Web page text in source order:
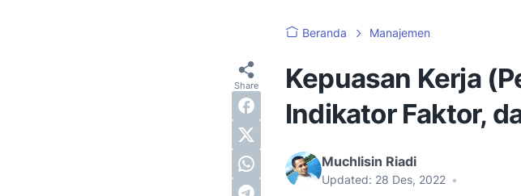
Beranda Manajemen
Kepuasan Kerja
Indikator Faktor,
Muchlisin Riadi
Updated: 28 Des, 2022 •